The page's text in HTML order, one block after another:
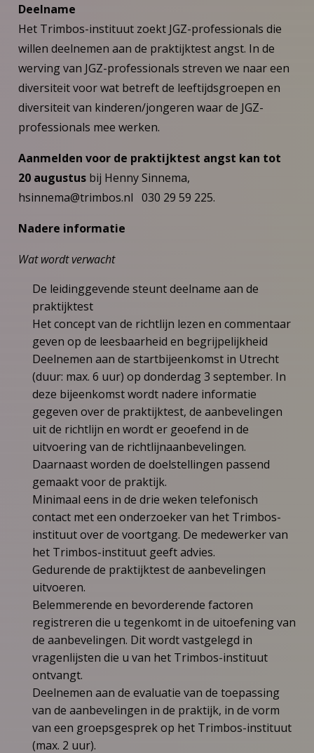
Deelname
Het Trimbos-instituut zoekt JGZ-professionals die
willen deelnemen aan de praktijktest angst. In de
werving van JGZ-professionals streven we naar een
diversiteit voor wat betreft de leeftijdsgroepen en
diversiteit van kinderen/jongeren waar de JGZ-
professionals mee werken.
Aanmelden voor de praktijktest angst kan tot
20 augustusbij Henny Sinnema,
hsinnema@trimbos.nl 030 29 59 225.
Nadere informatie
Wat wordt verwacht
De leidinggevende steunt deelname aan de
praktijktest
Het concept van de richtlijn lezen en commentaar
geven op de leesbaarheid en begrijpelijkheid
Deelnemen aan de startbijeenkomst in Utrecht
(duur: max. 6 uur) op donderdag 3 september. In
deze bijeenkomst wordt nadere informatie
gegeven over de praktijktest, de aanbevelingen
uit de richtlijn en wordt er geoefend in de
uitvoering van de richtlijnaanbevelingen.
Daarnaast worden de doelstellingen passend
gemaakt voor de praktijk.
Minimaal eens in de drie weken telefonisch
contact met een onderzoeker van het Trimbos-
instituut over de voortgang. De medewerker van
het Trimbos-instituut geeft advies.
Gedurende de praktijktest de aanbevelingen
uitvoeren.
Belemmerende en bevorderende factoren
registreren die u tegenkomt in de uitoefening van
de aanbevelingen. Dit wordt vastgelegd in
vragenlijsten die u van het Trimbos-instituut
ontvangt.
Deelnemen aan de evaluatie van de toepassing
van de aanbevelingen in de praktijk, in de vorm
van een groepsgesprek op het Trimbos-instituut
(max. 2 uur).